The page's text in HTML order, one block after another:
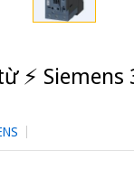
⚡️ Siemens